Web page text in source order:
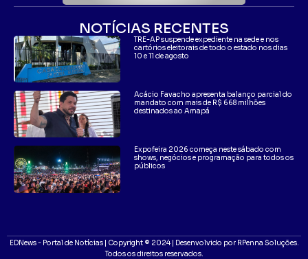
NOTÍCIAS RECENTES
TRE-AP suspende expediente na sede e nos
cartórios eleitorais de todo o estado nos dias
10 e 11 de agosto
Acácio Favacho apresenta balanço parcial do
mandato com mais de R$ 668 milhões
destinados ao Amapá
Expofeira 2026 começa neste sábado com
shows, negócios e programação para todos os
públicos
EDNews - Portal de Notícias | Copyright ® 2024 | Desenvolvido por RPenna Soluções.
Todos os direitos reservados.